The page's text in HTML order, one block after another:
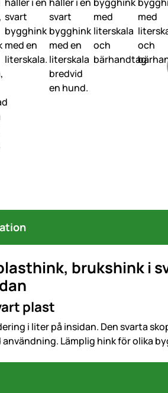
brukshink i
plast
i liter på insidan. Den svarta
användning. Lämplig hink för olika